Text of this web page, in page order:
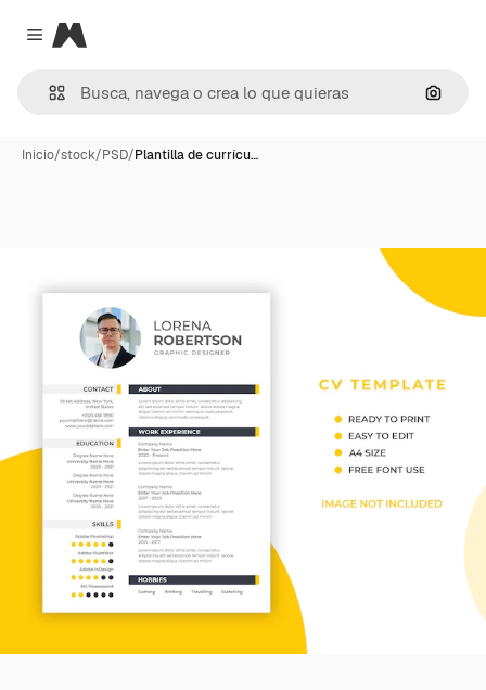
Close menu
Magnific
Inicio/stock/PSD/Plantilla de currícu…